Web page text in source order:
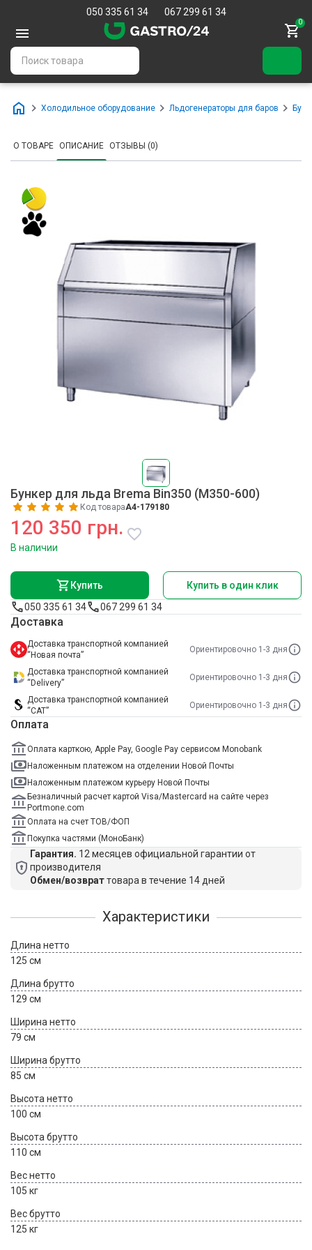
050 335 61 34 067 299 61 34
0
Холодильное оборудование Льдогенераторы для баров
О ТОВАРЕ ОПИСАНИЕ ОТЗЫВЫ (0)
Бункер для льда Brema Bin350 (M350-600)
Код товараA4-179180
120 350 грн.
В наличии
Купить
Купить в один клик
050 335 61 34
067 299 61 34
Доставка
Доставка транспортной компанией
“Новая почта”
Ориентировочно 1-3 дня
Доставка транспортной компанией
“Delivery”
Ориентировочно 1-3 дня
Доставка транспортной компанией
“САТ”
Ориентировочно 1-3 дня
Оплата
Оплата карткою, Apple Pay, Google Pay сервисом Monobank
Наложенным платежом на отделении Новой Почты
Наложенным платежом курьеру Новой Почты
Безналичный расчет картой Visa/Mastercard на сайте через
Portmone.com
Оплата на счет ТОВ/ФОП
Покупка частями (МоноБанк)
Гарантия. 12 месяцев официальной гарантии от
производителя
Обмен/возвраттовара в течение 14 дней
Характеристики
Длина нетто
125 см
Длина брутто
129 см
Ширина нетто
79 см
Ширина брутто
85 см
Высота нетто
100 см
Высота брутто
110 см
Вес нетто
105 кг
Вес брутто
125 кг